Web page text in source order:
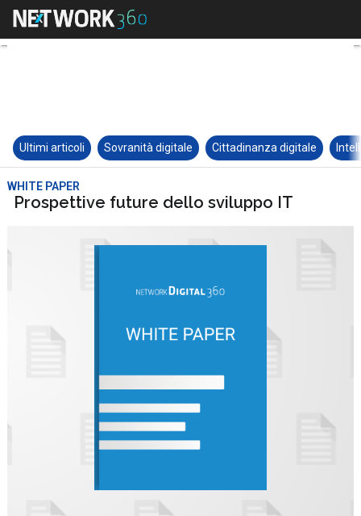
Ultimi articoli Sovranità digitale Cittadinanza digitale
WHITE PAPER
Prospettive future dello sviluppo IT